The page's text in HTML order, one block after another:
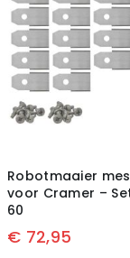
Robotmaaier
voor Cramer –
60
€ 72,95